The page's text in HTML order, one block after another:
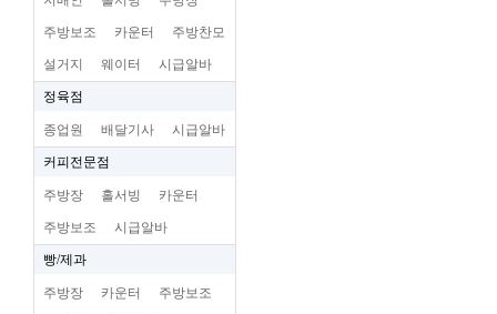
주방보조 카운터 주방찬모
설거지 웨이터 시급알바
정육점
종업원 배달기사 시급알바
커피전문점
주방장 홀서빙 카운터
주방보조 시급알바
빵/제과
주방장 카운터 주방보조